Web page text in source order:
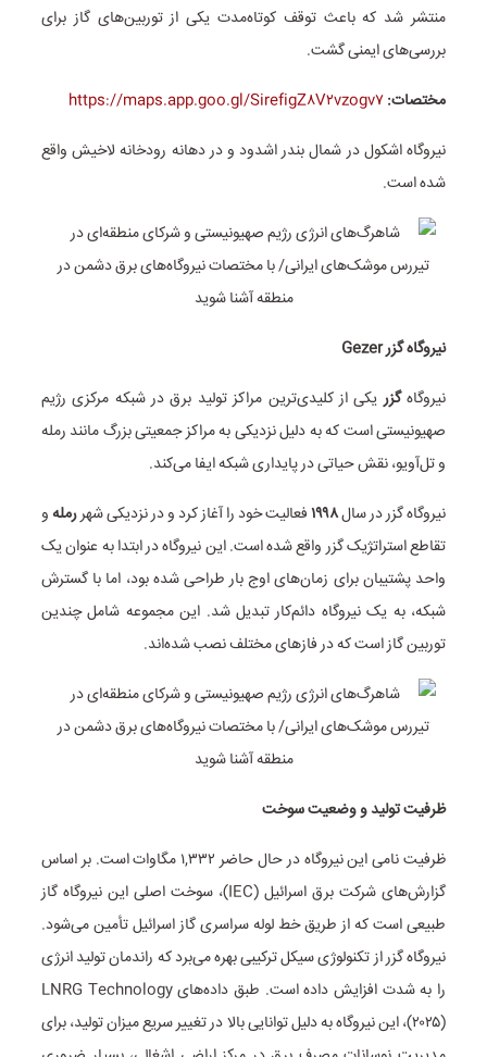
منتشر شد که باعث توقف کوتاه‌مدت یکی از توربین‌های گاز برای
بررسی‌های ایمنی گشت.
مختصات:https://maps.app.goo.gl/SirefigZ۸V۲vzogv۷
نیروگاه اشکول در شمال بندر اشدود و در دهانه رودخانه لاخیش واقع
شده است.
نیروگاه گزر Gezer
نیروگاهگزر یکی از کلیدی‌ترین مراکز تولید برق در شبکه مرکزی رژیم
صهیونیستی است که به دلیل نزدیکی به مراکز جمعیتی بزرگ مانند رمله
و تل‌آویو، نقش حیاتی در پایداری شبکه ایفا می‌کند.
نیروگاه گزر در سال۱۹۹۸فعالیت خود را آغاز کرد و در نزدیکی شهررملهو
تقاطع استراتژیک گزر واقع شده است. این نیروگاه در ابتدا به عنوان یک
واحد پشتیبان برای زمان‌های اوج بار طراحی شده بود، اما با گسترش
شبکه، به یک نیروگاه دائم‌کار تبدیل شد. این مجموعه شامل چندین
توربین گاز است که در فازهای مختلف نصب شده‌اند.
ظرفیت تولید و وضعیت سوخت
ظرفیت نامی این نیروگاه در حال حاضر ۱,۳۳۲ مگاوات است. بر اساس
گزارش‌های شرکت برق اسرائیل (IEC)، سوخت اصلی این نیروگاه گاز
طبیعی است که از طریق خط لوله سراسری گاز اسرائیل تأمین می‌شود.
نیروگاه گزر از تکنولوژی سیکل ترکیبی بهره می‌برد که راندمان تولید انرژی
را به شدت افزایش داده است. طبق داده‌های LNRG Technology
(۲۰۲۵)، این نیروگاه به دلیل توانایی بالا در تغییر سریع میزان تولید، برای